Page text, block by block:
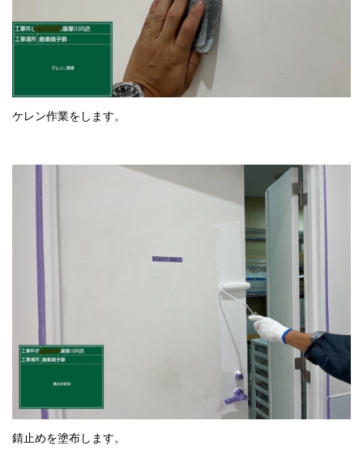
ケレン作業をします。
錆止めを塗布します。